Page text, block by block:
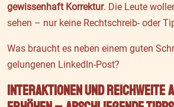
gewissenhaft Korrektur. Die Leute
sehen – nur keine Rechtschreib- oder
Was braucht es neben einem guten
gelungenen LinkedIn-Post?
Interaktionen und Reichweite